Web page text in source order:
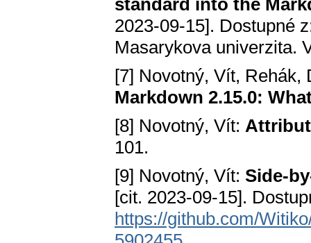
standard into the
2023-09-15]. Dostupné
Masarykova univerzita.
[7] Novotný, Vít, Rehák,
Markdown 2.15.0:
[8] Novotný, Vít:
101.
[9] Novotný, Vít: Side-
[cit. 2023-09-15].
https://github.com/